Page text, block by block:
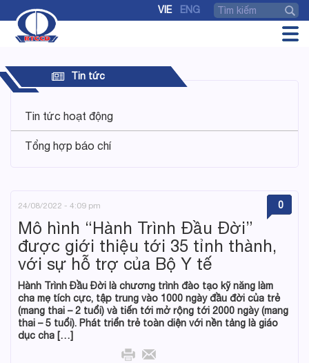
VIE ENG
Tin tức
Tin tức hoạt động
Tổng hợp báo chí
24/08/2022 - 4:09 pm 0
Mô hình “Hành Trình Đầu Đời”
được giới thiệu tới 35 tỉnh thành,
với sự hỗ trợ của Bộ Y tế
Hành Trình Đầu Đời là chương trình đào tạo kỹ năng làm
cha mẹ tích cực, tập trung vào 1000 ngày đầu đời của trẻ
(mang thai – 2 tuổi) và tiến tới mở rộng tới 2000 ngày (mang
thai – 5 tuổi). Phát triển trẻ toàn diện với nền tảng là giáo
dục cha […]